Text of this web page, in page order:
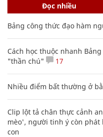
Đọc nhiều
Bảng công thức đạo hàm
Cách học thuộc nhanh
"thần chú"
17
Nhiều điểm bất thường ở
Clip lột tả chân thực cảnh
mèo', người tinh ý còn phát
con